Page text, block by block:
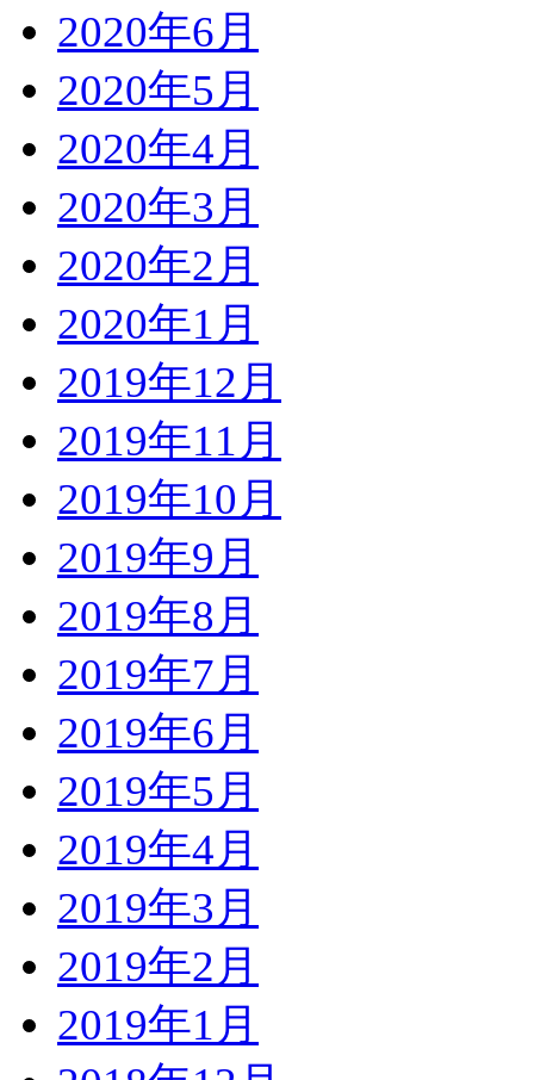
2020年6月
2020年5月
2020年4月
2020年3月
2020年2月
2020年1月
2019年12月
2019年11月
2019年10月
2019年9月
2019年8月
2019年7月
2019年6月
2019年5月
2019年4月
2019年3月
2019年2月
2019年1月